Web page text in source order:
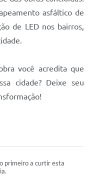
asfáltico de
de LED nos bairros,
você acredita que
cidade? Deixe seu
primeiro a curtir esta